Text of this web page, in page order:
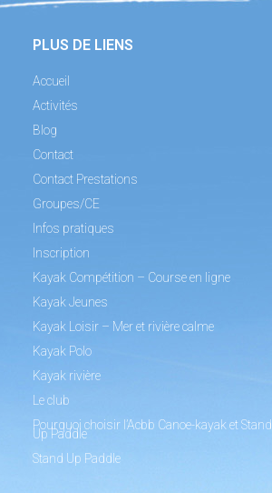
PLUS DE LIENS
Accueil
Activités
Blog
Contact
Contact Prestations
Groupes/CE
Infos pratiques
Inscription
Kayak Compétition – Course en ligne
Kayak Jeunes
Kayak Loisir – Mer et rivière calme
Kayak Polo
Kayak rivière
Le club
Pourquoi choisir l’Acbb Canoe-kayak et Stand
Up Paddle
Stand Up Paddle